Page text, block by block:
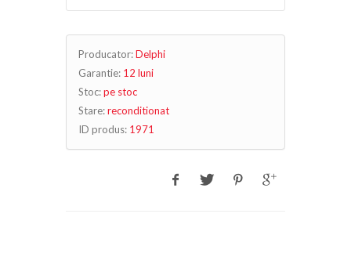
Producator:Delphi
Garantie: 12 luni
Stoc:pe stoc
Stare:reconditionat
ID produs: 1971